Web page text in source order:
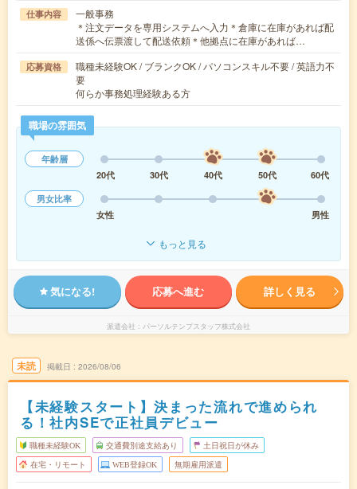
仕事内容
一般事務
＊注文データを専用システムへ入力＊倉庫に在庫があれば配
送係へ伝票渡して配送依頼＊他拠点に在庫があれば…
応募資格
職種未経験OK / ブランクOK / パソコンスキル不要 / 英語力不
要
何らか事務処理経験ある方
職場の雰囲気
年齢層
20代
30代 40代 50代
60代
男女比率
女性
男性
もっと見る
気になる! 応募へ進む 詳しく見る
派遣会社 パーソルテンプスタッフ株式会社
未読 掲載日 2026/08/06
【未経験スタート】決まった流れで進められ
る！社内SEで正社員デビュー
職種未経験OK 交通費別途支給あり 土日祝日が休み
在宅・リモート WEB登録OK 無期雇用派遣